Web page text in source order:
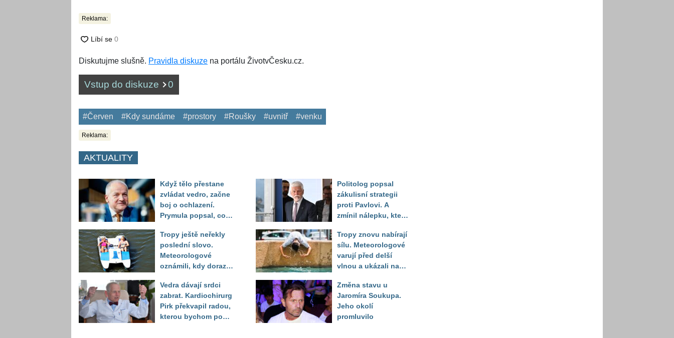
Reklama:
Diskutujme slušně. Pravidla diskuze na portálu ŽivotvČesku.cz.
Vstup do diskuze 0
#Červen #Kdy sundáme #prostory #Roušky #uvnitř #venku
Reklama:
AKTUALITY
Když tělo přestane
zvládat vedro, začne
boj o ochlazení.
Prymula popsal, co
kolapsem
Tropy ještě neřekly
poslední slovo.
Meteorologové
oznámili, kdy dorazí
Vedra dávají srdci
zabrat. Kardiochirurg
Pirk překvapil radou,
kterou bychom podle
Politolog popsal
zákulisní strategii
proti Pavlovi. A
zmínil nálepku, která
volbou uškodit
Tropy znovu nabírají
sílu. Meteorologové
varují před delší
vlnou a ukázali na
bude nejhorší
Změna stavu u
Jaromíra Soukupa.
Jeho okolí
promluvilo